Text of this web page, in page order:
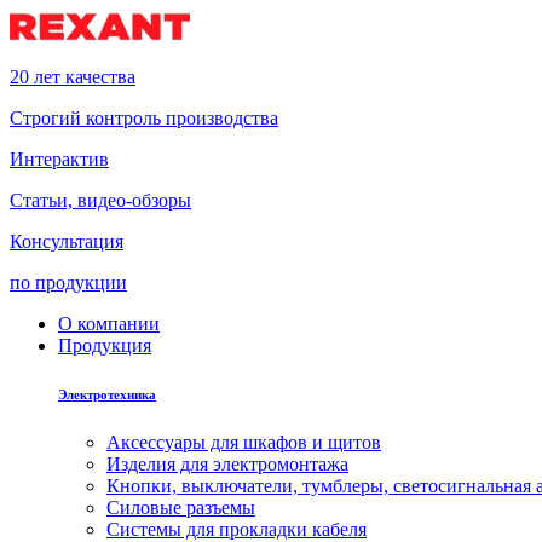
20 лет качества
Строгий контроль производства
Интерактив
Статьи, видео-обзоры
Консультация
по продукции
О компании
Продукция
Электротехника
Аксессуары для шкафов и щитов
Изделия для электромонтажа
Кнопки, выключатели, тумблеры, светосигнальная
Силовые разъемы
Системы для прокладки кабеля